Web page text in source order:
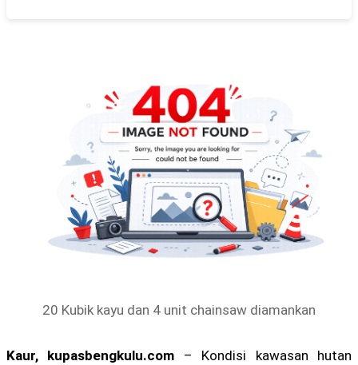
20 Kubik kayu dan 4 unit chainsaw diamankan
Kaur, kupasbengkulu.com – Kondisi kawasan hutan